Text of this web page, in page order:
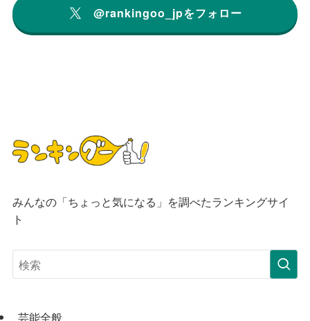
@rankingoo_jpをフォロー
みんなの「ちょっと気になる」を調べたランキングサイ
ト
芸能全般